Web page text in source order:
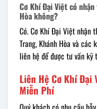
Cơ Khí Đại Việt có
Hòa không?
Có. Cơ Khí Đại Việt nhận
Trang, Khánh Hòa và các
liên hệ để được tư vấn kỹ
Liên Hệ Cơ Khí
Miễn Phí